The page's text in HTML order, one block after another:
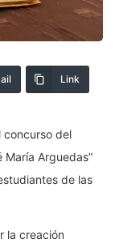
Link
concurso del
María Arguedas”
de las
la creación